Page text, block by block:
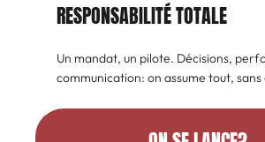
RESPONSABILITÉ TOTALE
Un mandat, un pilote. Décisions,
communication: on assume tout, sans